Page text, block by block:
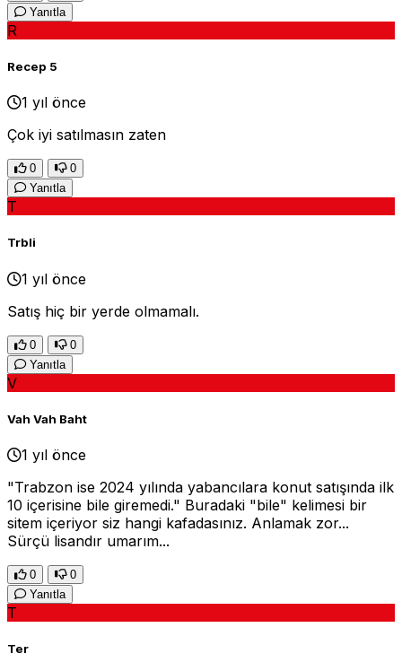
Yanıtla
R
Recep 5
1 yıl önce
Çok iyi satılmasın zaten
0
0
Yanıtla
T
Trbli
1 yıl önce
Satış hiç bir yerde olmamalı.
0
0
Yanıtla
V
Vah Vah Baht
1 yıl önce
"Trabzon ise 2024 yılında yabancılara konut satışında ilk
10 içerisine bile giremedi." Buradaki "bile" kelimesi bir
sitem içeriyor siz hangi kafadasınız. Anlamak zor...
Sürçü lisandır umarım...
0
0
Yanıtla
T
Ter